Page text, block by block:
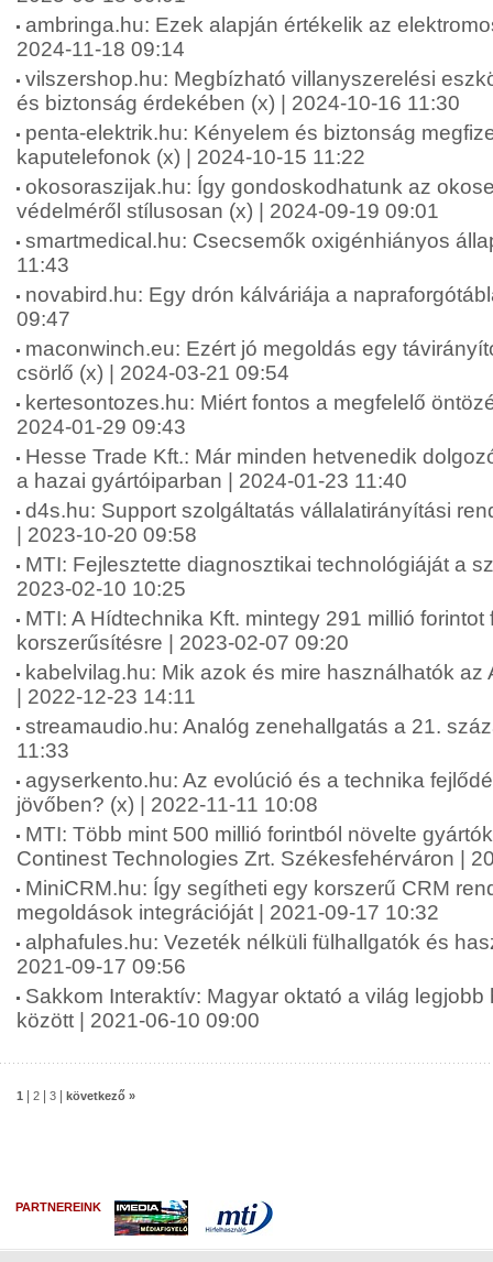
ambringa.hu: Ezek alapján értékelik az
2024-11-18 09:14
vilszershop.hu: Megbízható villanyszerelési
és biztonság érdekében (x) | 2024-10-16 11:30
penta-elektrik.hu: Kényelem és biztonság
kaputelefonok (x) | 2024-10-15 11:22
okosoraszijak.hu: Így gondoskodhatunk az
védelméről stílusosan (x) | 2024-09-19 09:01
smartmedical.hu: Csecsemők oxigénhiányos
11:43
novabird.hu: Egy drón kálváriája a
09:47
maconwinch.eu: Ezért jó megoldás egy
csörlő (x) | 2024-03-21 09:54
kertesontozes.hu: Miért fontos a megfelelő
2024-01-29 09:43
Hesse Trade Kft.: Már minden hetvenedik
a hazai gyártóiparban | 2024-01-23 11:40
d4s.hu: Support szolgáltatás vállalatirányítási
| 2023-10-20 09:58
MTI: Fejlesztette diagnosztikai technológiáját a
2023-02-10 10:25
MTI: A Hídtechnika Kft. mintegy 291 millió
korszerűsítésre | 2023-02-07 09:20
kabelvilag.hu: Mik azok és mire használhatók az
| 2022-12-23 14:11
streamaudio.hu: Analóg zenehallgatás a 21.
11:33
agyserkento.hu: Az evolúció és a technika
jövőben? (x) | 2022-11-11 10:08
MTI: Több mint 500 millió forintból növelte
Continest Technologies Zrt. Székesfehérváron |
MiniCRM.hu: Így segítheti egy korszerű CRM
megoldások integrációját | 2021-09-17 10:32
alphafules.hu: Vezeték nélküli fülhallgatók és
2021-09-17 09:56
Sakkom Interaktív: Magyar oktató a világ
között | 2021-06-10 09:00
1 2 3 következő »
PARTNEREINK